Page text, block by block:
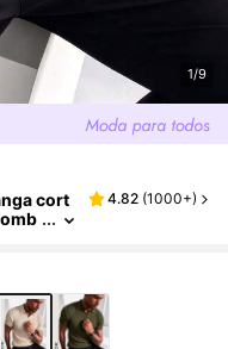
1/9
cort
4.82 (1000+)